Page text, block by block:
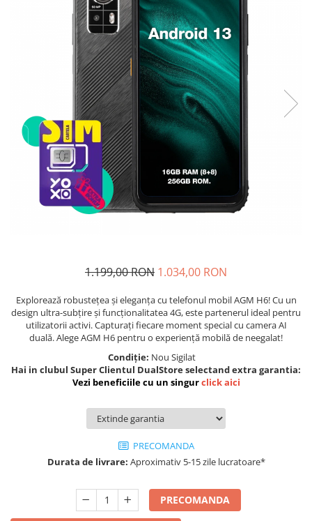
Telefoane mobile Cubot
Telefoane mobile Blackview
Telefoane mobile OSCAL
Telefoane mobile Fossibot
Telefoane mobile Lagenio
Telefoane mobile Samsung
Telefoane mobile iSEN
Telefoane mobile F150
Telefoane mobile HUAWEI
Telefoane mobile iHunt
Telefoane mobile Xiaomi
Telefoane mobile AGM
Telefoane mobile ALTE BRANDURI
1.199,00 RON 1.034,00 RON
Explorează robustețea și eleganța cu telefonul mobil AGM H6! Cu un
design ultra-subțire și funcționalitatea 4G, este partenerul ideal pentru
utilizatorii activi. Capturați fiecare moment special cu camera AI
duală. Alege AGM H6 pentru o experiență mobilă de neegalat!
Condiție: Nou Sigilat
Hai in clubul Super Clientul DualStore selectand extra garantia:
Vezi beneficiile cu un singurclick aici
PRECOMANDA
Durata de livrare: Aproximativ 5-15 zile lucratoare*
PRECOMANDA